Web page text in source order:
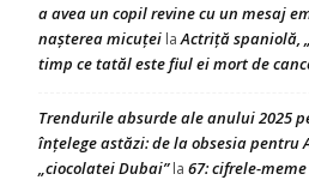
a avea un copil revine cu un mesaj
nașterea micuței laActriță spaniolă,
timp ce tatăl este fiul ei mort de
Trendurile absurde ale anului 2025
înțelege astăzi: de la obsesia pentru
„ciocolatei Dubai”la 67: cifrele-